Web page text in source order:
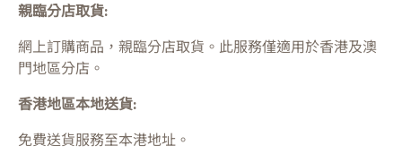
親臨分店取貨:
網上訂購商品，親臨分店取貨。此服務僅適用於香港及澳
門地區分店。
香港地區本地送貨:
免費送貨服務至本港地址。